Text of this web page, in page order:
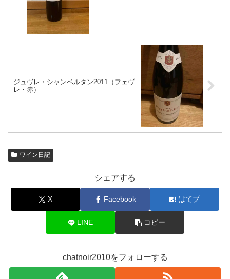
ジュヴレ・シャンベルタン2011（フェヴ
レ・赤）
ワイン日記
シェアする
X Facebook はてブ
LINE コピー
chatnoir2010をフォローする